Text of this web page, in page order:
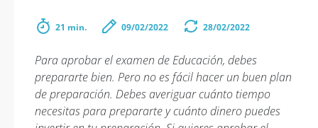
21 min. 09/02/2022 28/02/2022
Para aprobar el examen de Educación, debes
prepararte bien. Pero no es fácil hacer un buen plan
de preparación. Debes averiguar cuánto tiempo
necesitas para prepararte y cuánto dinero puedes